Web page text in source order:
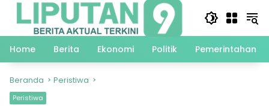
Langsung
Home
Berita Ekonomi Politik Pemerintahan
Beranda Peristiwa
Peristiwa